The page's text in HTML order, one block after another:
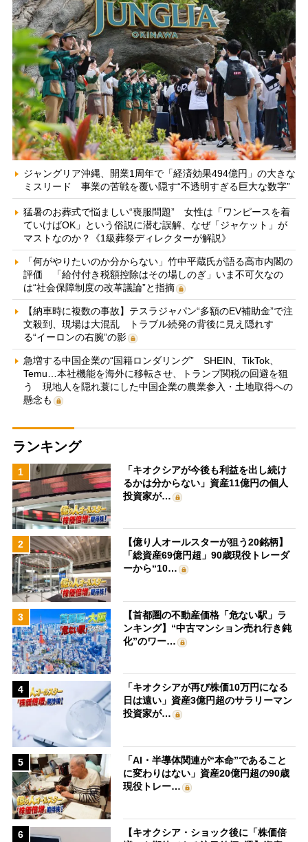
ジャングリア沖縄、開業1周年で「経済効果494億円」の大きな
ミスリード 事業の苦戦を覆い隠す“不透明すぎる巨大な数字”
猛暑のお葬式で悩ましい“喪服問題” 女性は「ワンピースを着
ていけばOK」という俗説に潜む誤解、なぜ「ジャケット」が
マストなのか？《1級葬祭ディレクターが解説》
「何がやりたいのか分からない」竹中平蔵氏が語る高市内閣の
評価 「給付付き税額控除はその場しのぎ」いま不可欠なの
は“社会保障制度の改革議論”と指摘
【納車時に複数の事故】テスラジャパン“多額のEV補助金”で注
文殺到、現場は大混乱 トラブル続発の背後に見え隠れす
る“イーロンの右腕”の影
急増する中国企業の“国籍ロンダリング” SHEIN、TikTok、
Temu…本社機能を海外に移転させ、トランプ関税の回避を狙
う 現地人を隠れ蓑にした中国企業の農業参入・土地取得への
懸念も
ランキング
1
「キオクシアが今後も利益を出し続け
るかは分からない」資産11億円の個人
投資家が…
2
【億り人オールスターが狙う20銘柄】
「総資産69億円超」90歳現役トレーダ
ーから“10…
3
【首都圏の不動産価格「危ない駅」ラ
ンキング】“中古マンション売れ行き鈍
化”のワー…
4
「キオクシアが再び株価10万円になる
日は遠い」資産3億円超のサラリーマン
投資家が…
5
「AI・半導体関連が“本命”であること
に変わりはない」資産20億円超の90歳
現役トレー…
6
【キオクシア・ショック後に「株価倍